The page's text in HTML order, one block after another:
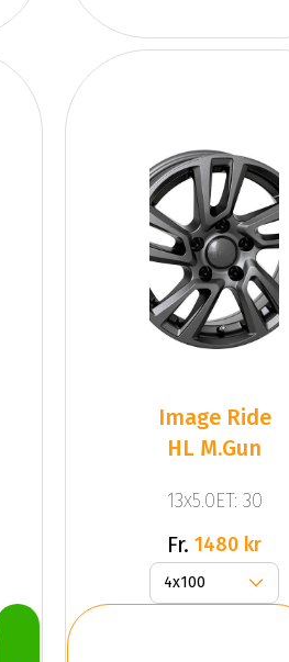
Image Ride
HL M.Gun
13x5.0ET: 30
Fr. 1480 kr